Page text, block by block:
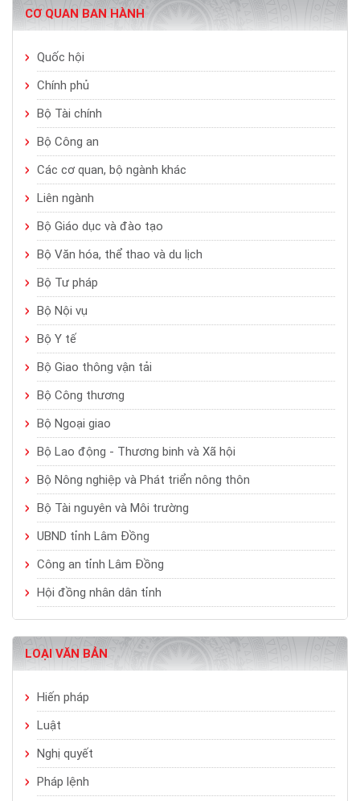
CƠ QUAN BAN HÀNH
Quốc hội
Chính phủ
Bộ Tài chính
Bộ Công an
Các cơ quan, bộ ngành khác
Liên ngành
Bộ Giáo dục và đào tạo
Bộ Văn hóa, thể thao và du lịch
Bộ Tư pháp
Bộ Nội vụ
Bộ Y tế
Bộ Giao thông vận tải
Bộ Công thương
Bộ Ngoại giao
Bộ Lao động - Thương binh và Xã hội
Bộ Nông nghiệp và Phát triển nông thôn
Bộ Tài nguyên và Môi trường
UBND tỉnh Lâm Đồng
Công an tỉnh Lâm Đồng
Hội đồng nhân dân tỉnh
LOẠI VĂN BẢN
Hiến pháp
Luật
Nghị quyết
Pháp lệnh